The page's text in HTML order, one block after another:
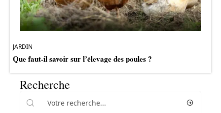
JARDIN
Que faut-il savoir sur l’élevage des poules ?
Recherche